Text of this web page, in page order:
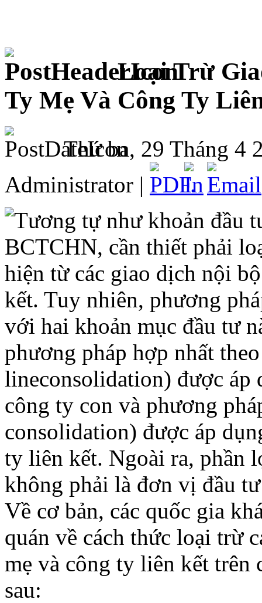
Loại Trừ
Ty Mẹ Và Công Ty
Thứ ba, 29 Tháng 4
Administrator |
Tương tự như khoản đầu
BCTCHN, cần thiết phải
hiện từ các giao dịch nội
kết. Tuy nhiên, phương
với hai khoản mục đầu tư
phương pháp hợp nhất
lineconsolidation) được áp
công ty con và phương
consolidation) được áp
ty liên kết. Ngoài ra, phần
không phải là đơn vị đầu
Về cơ bản, các quốc gia
quán về cách thức loại trừ
mẹ và công ty liên kết trên
sau: